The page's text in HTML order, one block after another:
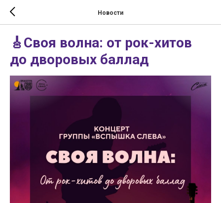
Новости
🎸Своя волна: от рок-хитов
до дворовых баллад